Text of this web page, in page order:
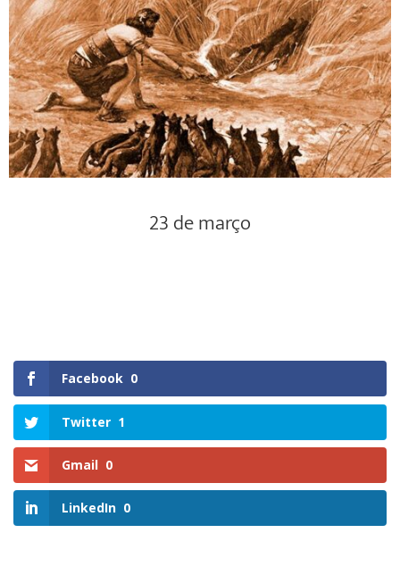
23 de março
Facebook 0
Twitter 1
Gmail 0
LinkedIn 0